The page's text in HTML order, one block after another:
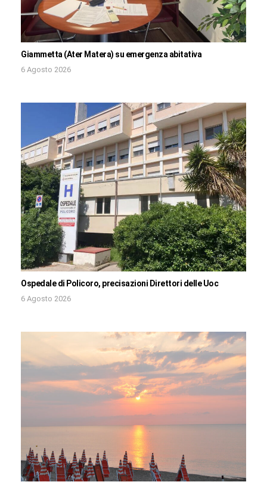
Giammetta (Ater Matera) su emergenza abitativa
6 Agosto 2026
Ospedale di Policoro, precisazioni Direttori delle Uoc
6 Agosto 2026